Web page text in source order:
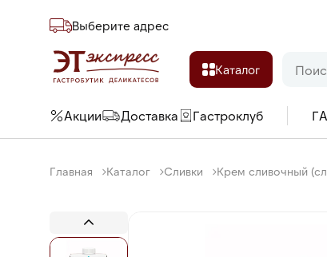
Выберите адреc
Каталог
Акции Доставка Гастроклуб
Главная Каталог Сливки Крем сливочный